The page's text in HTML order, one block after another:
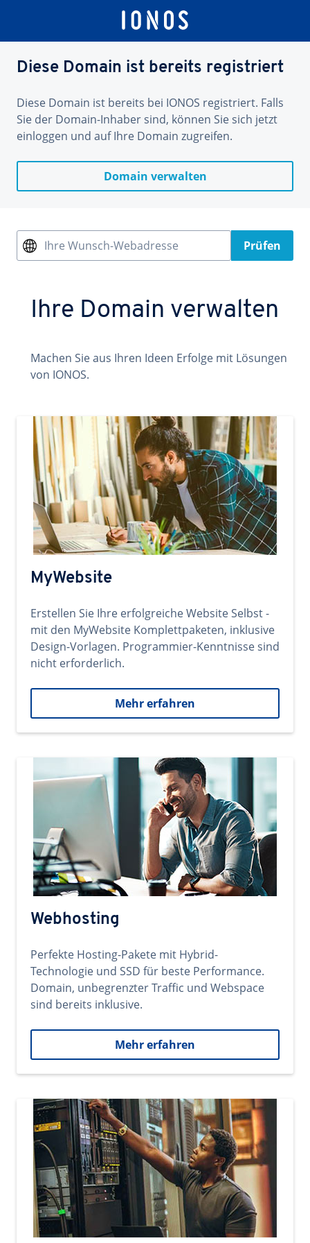
Diese Domain ist bereits registriert
Diese Domain ist bereits bei IONOS registriert. Falls
Sie der Domain-Inhaber sind, können Sie sich jetzt
einloggen und auf Ihre Domain zugreifen.
Domain verwalten
Ihre Wunsch-Webadresse Prüfen
Ihre Domain verwalten
Machen Sie aus Ihren Ideen Erfolge mit Lösungen
von IONOS.
MyWebsite
Erstellen Sie Ihre erfolgreiche Website Selbst -
mit den MyWebsite Komplettpaketen, inklusive
Design-Vorlagen. Programmier-Kenntnisse sind
nicht erforderlich.
Mehr erfahren
Webhosting
Perfekte Hosting-Pakete mit Hybrid-
Technologie und SSD für beste Performance.
Domain, unbegrenzter Traffic und Webspace
sind bereits inklusive.
Mehr erfahren